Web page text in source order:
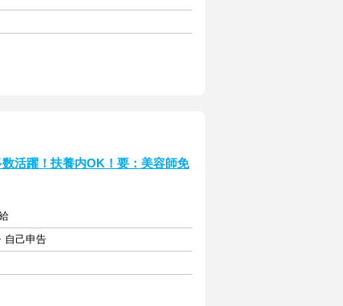
活躍！扶養内OK！要：美容師免
自己申告